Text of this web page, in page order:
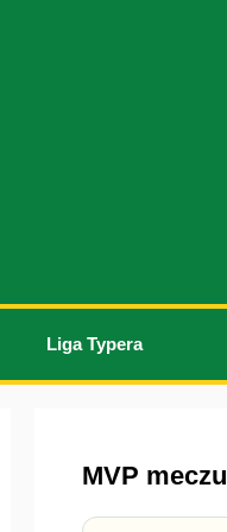
Liga Typera
MVP meczu